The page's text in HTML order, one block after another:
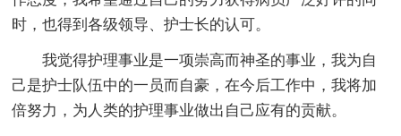
时，也得到各级领导、护士长的认可。
我觉得护理事业是一项崇高而神圣的事业，我为自
己是护士队伍中的一员而自豪，在今后工作中，我将加
倍努力，为人类的护理事业做出自己应有的贡献。